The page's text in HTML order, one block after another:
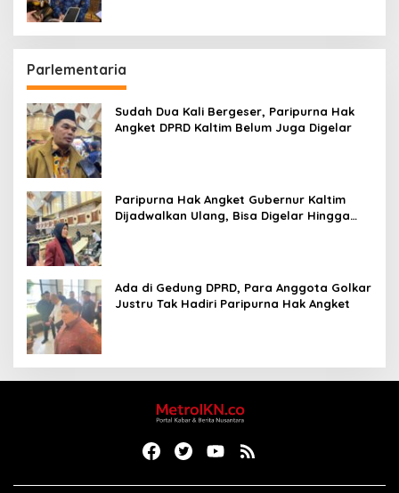
Parlementaria
Sudah Dua Kali Bergeser, Paripurna Hak
Angket DPRD Kaltim Belum Juga Digelar
Paripurna Hak Angket Gubernur Kaltim
Dijadwalkan Ulang, Bisa Digelar Hingga
Ada di Gedung DPRD, Para Anggota Golkar
Justru Tak Hadiri Paripurna Hak Angket